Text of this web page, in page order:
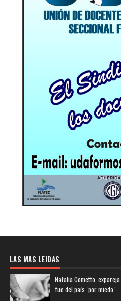
LAS MAS LEIDAS
Natalia Cometto,
fue del país "por miedo"